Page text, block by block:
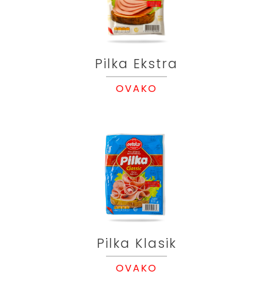
Pilka Ekstra
OVAKO
Pilka Klasik
OVAKO